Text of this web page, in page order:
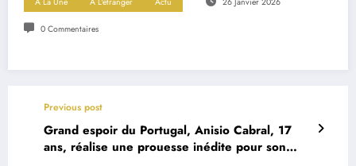
0 Commentaires
Previous post
Grand espoir du Portugal, Anisio Cabral, 17
ans, réalise une prouesse inédite pour son